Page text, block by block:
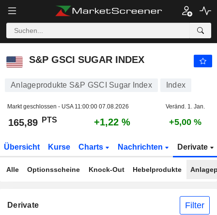
S&P GSCI SUGAR INDEX
S&P GSCI SUGAR INDEX
Anlageprodukte S&P GSCI Sugar Index Index
Markt geschlossen - USA 11:00:00 07.08.2026 Veränd. 1. Jan.
165,89 PTS +1,22 % +5,00 %
Übersicht Kurse Charts Nachrichten Derivate
Alle Optionsscheine Knock-Out Hebelprodukte
Derivate Filter